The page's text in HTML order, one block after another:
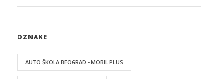
OZNAKE
AUTO ŠKOLA BEOGRAD - MOBIL PLUS